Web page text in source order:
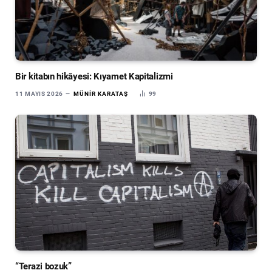
Bir kitabın hikâyesi: Kıyamet Kapitalizmi
11 MAYIS 2026 MÜNIR KARATAŞ 99
“Terazi bozuk”